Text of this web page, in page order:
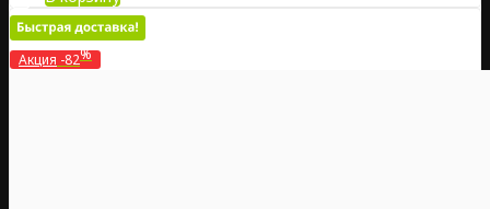
Акция -82%